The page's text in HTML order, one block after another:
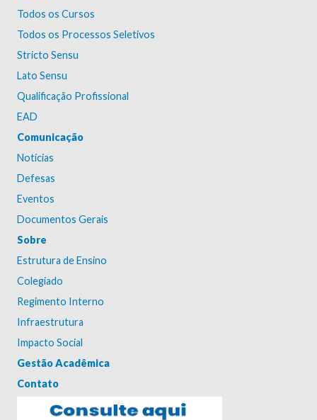
Todos os Cursos
Todos os Processos Seletivos
Stricto Sensu
Lato Sensu
Qualificação Profissional
EAD
Comunicação
Notícias
Defesas
Eventos
Documentos Gerais
Sobre
Estrutura de Ensino
Colegiado
Regimento Interno
Infraestrutura
Impacto Social
Gestão Acadêmica
Contato